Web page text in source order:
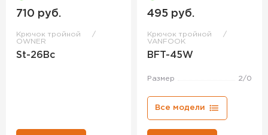
710 руб.
Крючок тройной
OWNER
St-26Bc
495 руб.
Крючок тройной
VANFOOK
BFT-45W
Размер 2/0
Все модели